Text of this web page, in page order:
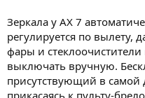
Зеркала у AX 7
регулируется по вылету,
фары и
выключать вручную.
присутствующий в самой
прикасаясь к пульту-